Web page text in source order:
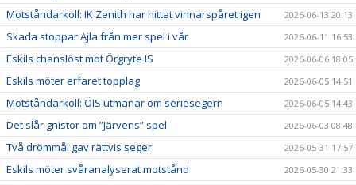
Motståndarkoll: IK Zenith har hittat vinnarspåret igen 2026-06-13 20:13
Skada stoppar Ajla från mer spel i vår 2026-06-11 16:53
Eskils chanslöst mot Örgryte IS 2026-06-06 18:05
Eskils möter erfaret topplag 2026-06-05 14:51
Motståndarkoll: ÖIS utmanar om seriesegern 2026-06-05 14:43
Det slår gnistor om ”Järvens” spel 2026-06-03 08:48
Två drömmål gav rättvis seger 2026-05-31 17:57
Eskils möter svåranalyserat motstånd 2026-05-30 21:33